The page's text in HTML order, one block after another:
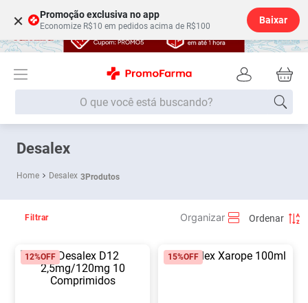
× Promoção exclusiva no app
Economize R$10 em pedidos acima de R$100
Baixar
O que você está buscando?
Desalex
Desalex 3Produtos
Filtrar
12%OFF 15%OFF
Termos mais buscados
1 º Fralda
3º
5º Fralda G
Shampoo